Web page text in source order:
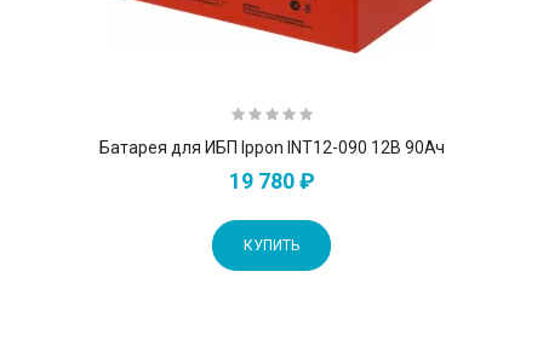
Батарея для ИБП Ippon INT12-090 12В 90Ач
19 780 ₽
КУПИТЬ